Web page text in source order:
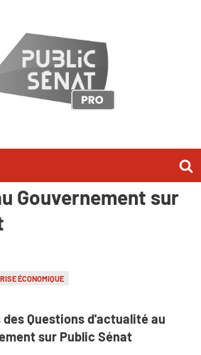
des Questions
Gouvernement sur
ÉCONOMIQUE
Questions d'actualité au
sur Public Sénat